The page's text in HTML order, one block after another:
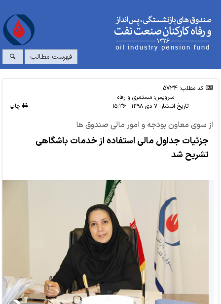
فهرست مطالب
کد مطلب: 5734
سرویس:مستمری و رفاه
تاریخ انتشار: ۷ دی ۱۳۹۸ - ۱۵:۳۶ چاپ
از سوی معاون بودجه و امور مالی صندوق ها
جزئیات جداول مالی استفاده از خدمات باشگاهی
تشریح شد